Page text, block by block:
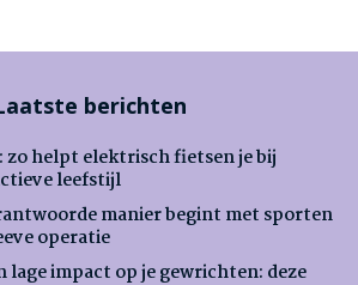
berichten
zo helpt elektrisch fietsen je bij
leefstijl
manier begint met sporten
operatie
lage impact op je gewrichten: deze